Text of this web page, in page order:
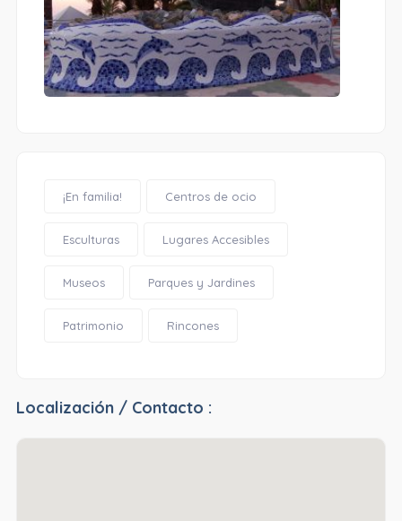
¡En familia! Centros de ocio
Esculturas Lugares Accesibles
Museos Parques y Jardines
Patrimonio Rincones
Localización / Contacto :